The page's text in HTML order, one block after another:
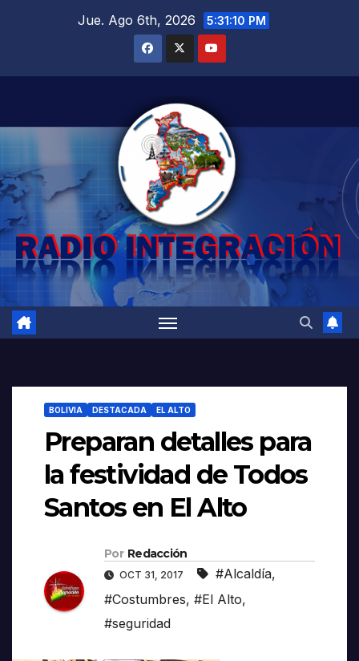
Jue. Ago 6th, 2026 5:31:11 PM
BOLIVIA DESTACADA EL ALTO
Preparan detalles para
la festividad de Todos
Santos en El Alto
Por Redacción
OCT 31, 2017 #Alcaldía,
#Costumbres, #El Alto,
#seguridad